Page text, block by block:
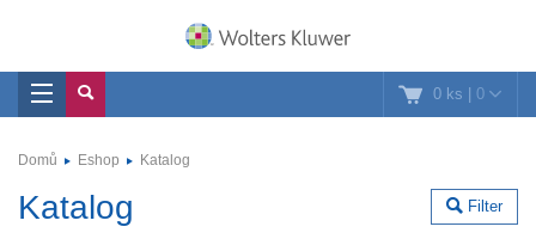
0 ks | 0
Domů Eshop Katalog
Filter
Katalog